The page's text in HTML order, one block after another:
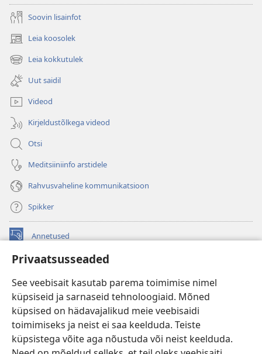
Privaatsusseaded
See veebisait kasutab parema toimimise nimel
küpsiseid ja sarnaseid tehnoloogiaid. Mõned
küpsised on hädavajalikud meie veebisaidi
toimimiseks ja neist ei saa keelduda. Teiste
küpsistega võite aga nõustuda või neist keelduda.
Soovin lisainfot
Leia koosolek
(avab
uue
akna)
Leia kokkutulek
(avab
uue
akna)
Uut saidil
Videod
Kirjeldustõlkega videod
Otsi
Meditsiiniinfo arstidele
Rahvusvaheline kommunikatsioon
Spikker
Annetused
(avab
akna)
uue
akna) JW Hub
(avab
uue
akna) JW Library
Watchtower Library